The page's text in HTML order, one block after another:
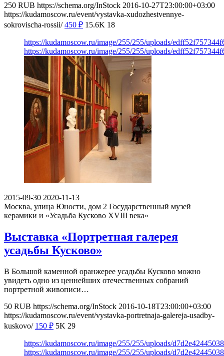
250 RUB https://schema.org/InStock 2016-10-27T23:00:00+03:00
https://kudamoscow.ru/event/vystavka-xudozhestvennye-
sokrovischa-rossii/ 450 ₽ 15.6K 18
https://kudamoscow.ru/image/255/255/uploads/
https://kudamoscow.ru/image/255/255/uploads/
2015-09-30 2020-11-13
Москва, улица Юности, дом 2 Государственный музей
керамики и «Усадьба Кусково XVIII века»
Выставка «Портретная галерея
усадьбы Кусково»
В Большой каменной оранжерее усадьбы Кусково можно
увидеть одно из ценнейших отечественных собраний
портретной живописи…
50 RUB https://schema.org/InStock 2016-10-18T23:00:00+03:00
https://kudamoscow.ru/event/vystavka-portretnaja-galereja-usadby-
kuskovo/ 150 ₽ 5K 29
https://kudamoscow.ru/image/255/255/uploads/
https://kudamoscow.ru/image/255/255/uploads/